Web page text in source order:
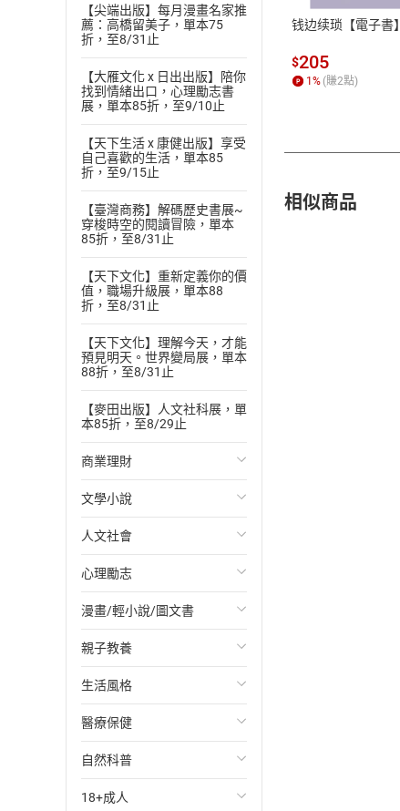
【尖端出版】每月漫畫名家推
薦：高橋留美子，單本75
折，至8/31止
【大雁文化 x 日出出版】陪你
找到情緒出口，心理勵志書
展，單本85折，至9/10止
【天下生活 x 康健出版】享受
自己喜歡的生活，單本85
折，至9/15止
【臺灣商務】解碼歷史書展~
穿梭時空的閱讀冒險，單本
85折，至8/31止
【天下文化】重新定義你的價
值，職場升級展，單本88
折，至8/31止
【天下文化】理解今天，才能
預見明天。世界變局展，單本
88折，至8/31止
【麥田出版】人文社科展，單
本85折，至8/29止
商業理財
投資理財
經濟/趨勢
財務/金融
管理/領導
職場工作術
成功法
行銷/廣告
傳記
商務/商學
文學小說
歐美文學
日本文學
韓國文學
華文文學
經典文學
成長/家庭生活小說
懸疑/推理小說
科幻/奇幻小說
人文社會
國際關係
政治
社會科學
台灣/中國歷史
日/韓歷史
其他歷史/史學
法律
心理勵志
心靈成長/情緒
人際關係
兩性關係
心理學
漫畫/輕小說/圖文書
輕小說
奇幻/科幻
愛情故事
職場/社會寫實
懸疑/推理
親子教養
教育現場
兒童文學/故事
兒童科普/學習
育兒百科
生活風格
飲食/食譜
健身/美顏
運動/遊戲
醫療保健
健康/養生
常見疾病
自然科普
生物科學
18+成人
钱边续琐【電子書】
$205
1 % (賺2點)
相似商品